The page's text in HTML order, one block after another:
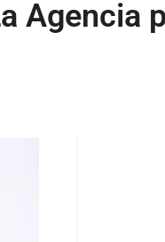
Agencia